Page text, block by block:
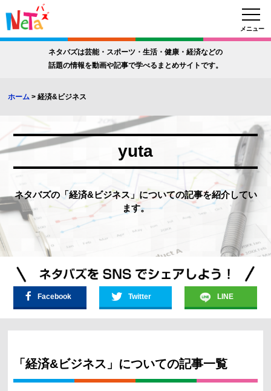
メニュー
ネタバズは芸能・スポーツ・生活・健康・経済などの
話題の情報を動画や記事で学べるまとめサイトです。
ホーム >経済&ビジネス
yuta
ネタバズの「経済&ビジネス」についての記事を紹介してい
ます。
Facebook Twitter LINE
「経済&ビジネス」についての記事一覧